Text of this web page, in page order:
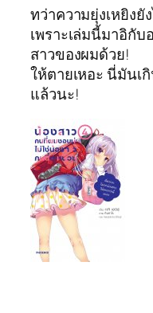
ทว่าความยุ่งเหยิง
เพราะเล่มนี้มาอิกั
สาวของผมด้วย!
ให้ตายเหอะ นี่มันเ
แล้วนะ!